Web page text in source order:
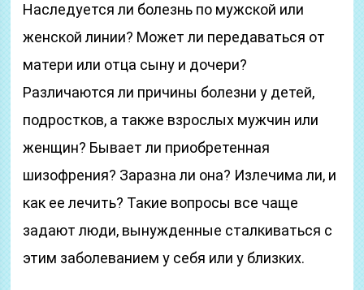
Наследуется ли болезнь по мужской или
женской линии? Может ли передаваться от
матери или отца сыну и дочери?
Различаются ли причины болезни у детей,
подростков, а также взрослых мужчин или
женщин? Бывает ли приобретенная
шизофрения? Заразна ли она? Излечима ли, и
как ее лечить? Такие вопросы все чаще
задают люди, вынужденные сталкиваться с
этим заболеванием у себя или у близких.